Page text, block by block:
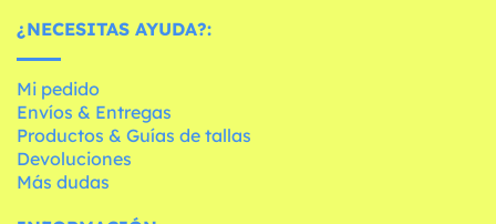
¿NECESITAS AYUDA?:
Mi pedido
Envíos & Entregas
Productos & Guías de tallas
Devoluciones
Más dudas